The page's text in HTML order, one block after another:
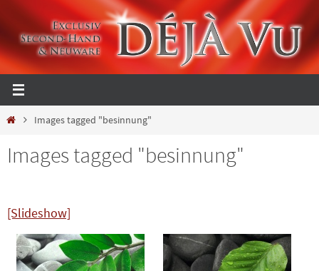
Zum
Inhalt
springen
StartImages tagged "besinnung"
Images tagged "besinnung"
[Slideshow]